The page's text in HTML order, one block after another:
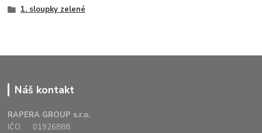
1. sloupky zelené
Náš kontakt
RAPERA GROUP s.r.o.
IČO: 01926888